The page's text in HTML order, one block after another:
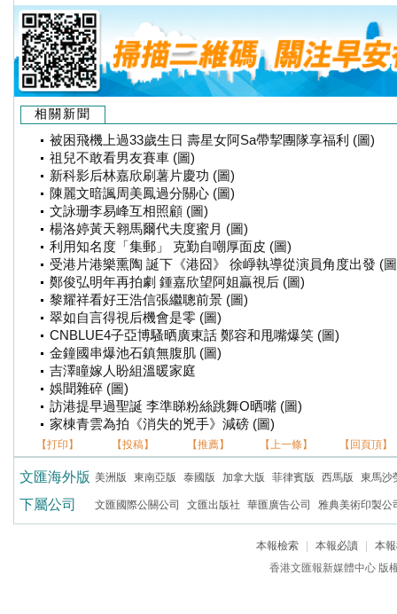
相關新聞
被困飛機上過33歲生日 壽星女阿Sa帶挈團隊享福利 (圖)
祖兒不敢看男友賽車 (圖)
新科影后林嘉欣刷薯片慶功 (圖)
陳麗文暗諷周美鳳過分關心 (圖)
文詠珊李易峰互相照顧 (圖)
楊洛婷黃天翱馬爾代夫度蜜月 (圖)
利用知名度「集郵」 克勤自嘲厚面皮 (圖)
受港片港樂熏陶 誕下《港囧》 徐崢執導從演員角度出發 (
鄭俊弘明年再拍劇 鍾嘉欣望阿姐贏視后 (圖)
黎耀祥看好王浩信張繼聰前景 (圖)
翠如自言得視后機會是零 (圖)
CNBLUE4子亞博騷晒廣東話 鄭容和甩嘴爆笑 (圖)
金鐘國串爆池石鎮無腹肌 (圖)
吉澤瞳嫁人盼組溫暖家庭
娛聞雜碎 (圖)
訪港提早過聖誕 李準睇粉絲跳舞O晒嘴 (圖)
家棟青雲為拍《消失的兇手》減磅 (圖)
【打印】 【投稿】 【推薦】 【上一條】 【回頁頂】
文匯海外版 美洲版 東南亞版 泰國版 加拿大版 菲律賓版 西馬版 東馬沙
下屬公司 文匯國際公關公司 文匯出版社 華匯廣告公司 雅典美術印製公
本報檢索 本報必讀
本
香港文匯報新媒體中心 版